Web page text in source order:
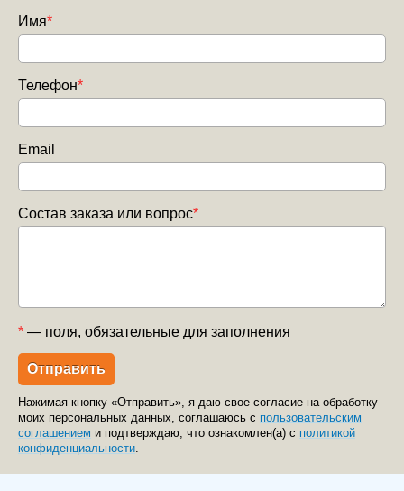
Имя*
Телефон*
Email
Состав заказа или вопрос*
* — поля, обязательные для заполнения
Нажимая кнопку «Отправить», я даю свое согласие на обработку
моих персональных данных, соглашаюсь с пользовательским
соглашением и подтверждаю, что ознакомлен(а) с политикой
конфиденциальности.